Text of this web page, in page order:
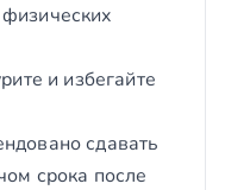
и избегайте
сдавать
срока после